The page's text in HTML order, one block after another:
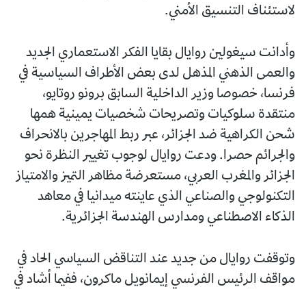
لاستئناف التنسيق الأمني.
وأدانت سيغولين روايال بقايا الفكر الاستعماري الجديد
والعمى الذهني المذهل لدى بعض الأطراف السياسية في
فرنسا، خصوصا وزير الداخلية السابق برونو روتايو،
منتقدة سلوكيات وتصريحات شخصيات يمينية همها
شحن الكراهية ضد الجزائر، عبر ربط المهاجرين بالانحراف
والجرائم حصرا. ودعت روايال لوجوب تغيير النظرة نحو
الجزائر والمغرب العربي، مستعرضة مظاهر التميز والامتياز
التكنولوجي والصناعي الذي عاينته ميدانيا في معاهد
الذكاء الاصطناعي ومدارس الهندسة الجزائرية.
وتوقفت روايال من جديد عند التناقض السياسي الحاد في
مواقف الرئيس الفرنسي إيمانويل ماكرون، ففيما أشاد في